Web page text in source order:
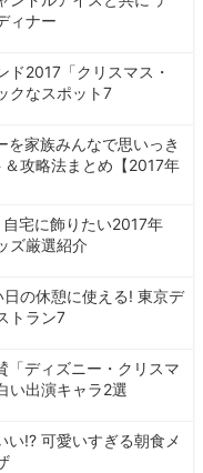
ィナー
ド2017「クリスマス・
クなスポット7
を家族みんなで思いっき
攻略法まとめ【2017年
宅に飾りたい2017年
ズ厳選紹介
日の休憩に使える! 東京デ
トラン7
「ディズニー・クリスマ
い出演キャラ2選
い!? 可愛いすぎる朝食メ